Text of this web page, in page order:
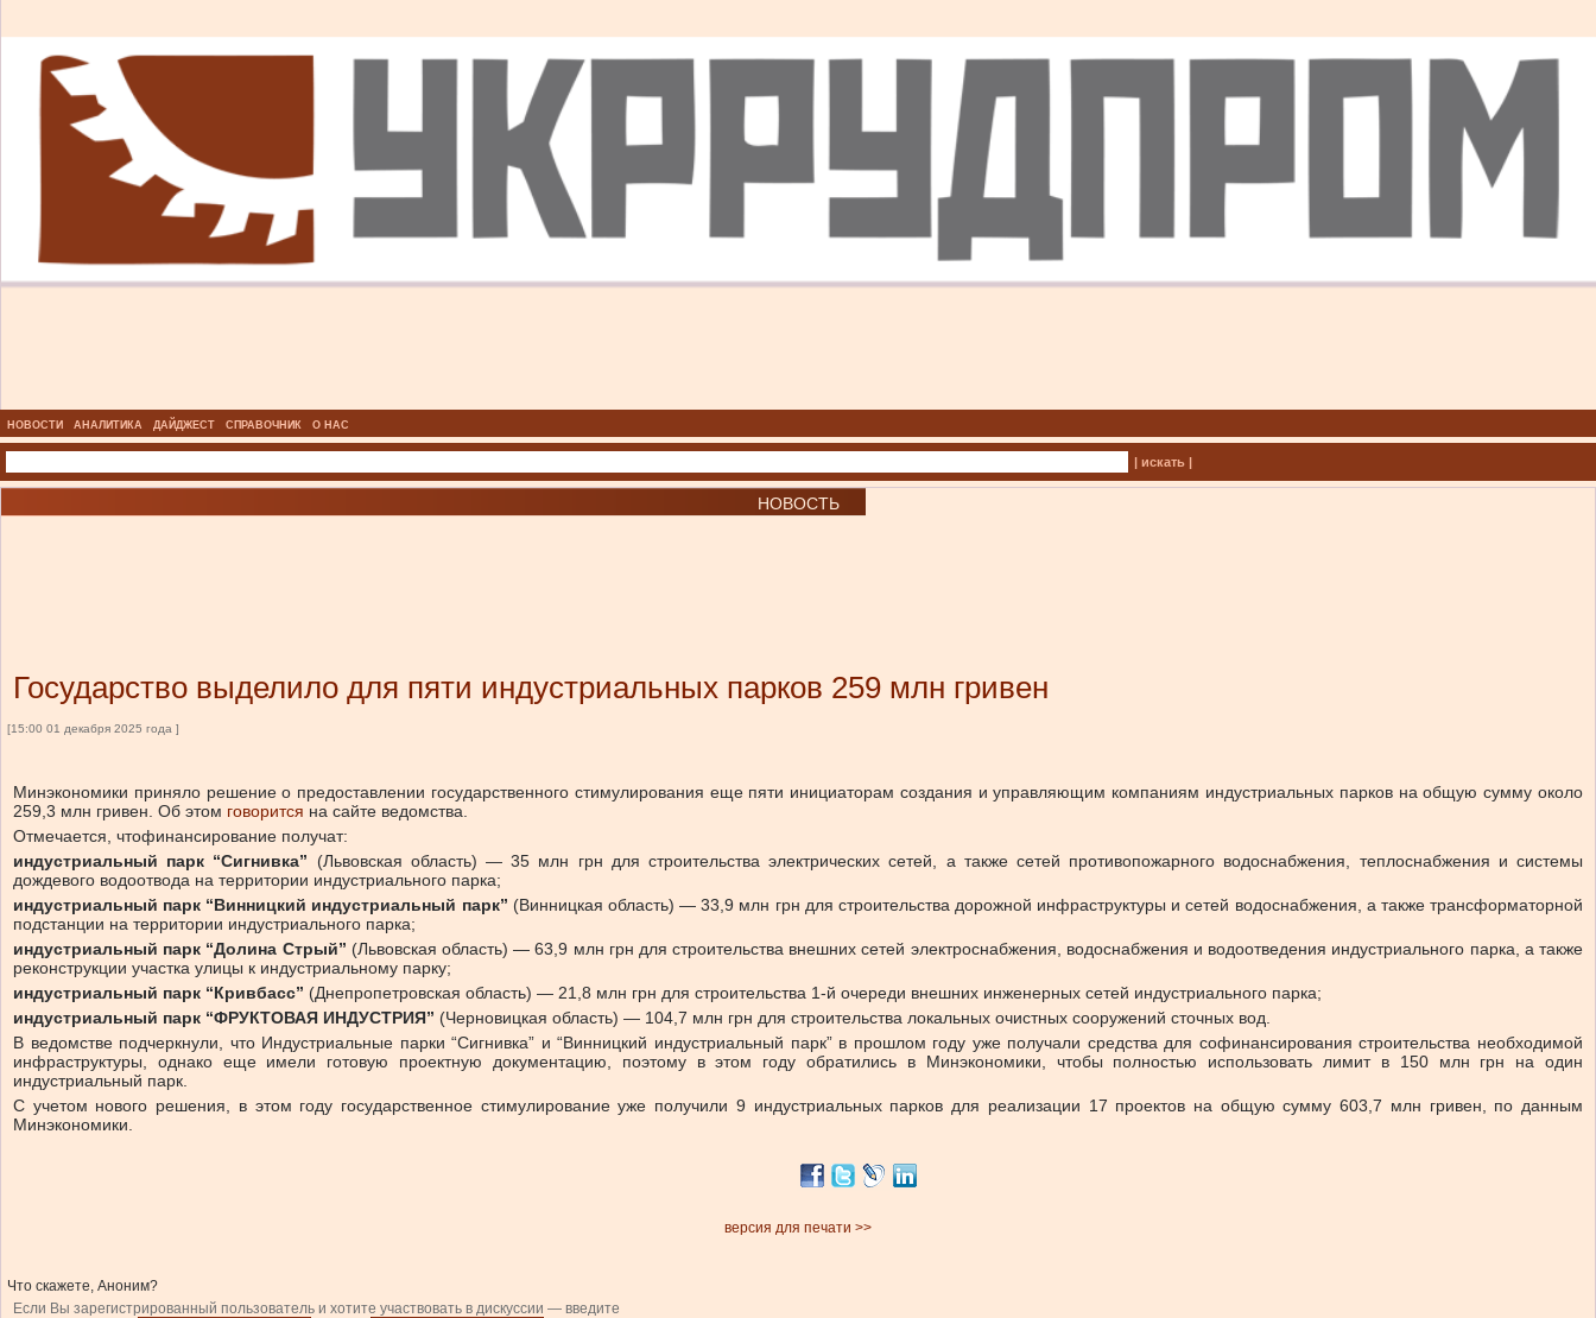
НОВОСТИ АНАЛИТИКА ДАЙДЖЕСТ СПРАВОЧНИК О НАС
| искать |
НОВОСТЬ
Государство выделило для пяти индустриальных парков 259 млн гривен
[15:00 01 декабря 2025 года ]
Минэкономики приняло решение о предоставлении государственного стимулирования еще пяти инициаторам создания и управляющим компаниям индустриальных парков на общую сумму около
259,3 млн гривен. Об этом говорится на сайте ведомства.
Отмечается, чтофинансирование получат:
индустриальный парк “Сигнивка” (Львовская область) — 35 млн грн для строительства электрических сетей, а также сетей противопожарного водоснабжения, теплоснабжения и системы
дождевого водоотвода на территории индустриального парка;
индустриальный парк “Винницкий индустриальный парк” (Винницкая область) — 33,9 млн грн для строительства дорожной инфраструктуры и сетей водоснабжения, а также трансформаторной
подстанции на территории индустриального парка;
индустриальный парк “Долина Стрый” (Львовская область) — 63,9 млн грн для строительства внешних сетей электроснабжения, водоснабжения и водоотведения индустриального парка, а также
реконструкции участка улицы к индустриальному парку;
индустриальный парк “Кривбасс” (Днепропетровская область) — 21,8 млн грн для строительства 1-й очереди внешних инженерных сетей индустриального парка;
индустриальный парк “ФРУКТОВАЯ ИНДУСТРИЯ” (Черновицкая область) — 104,7 млн грн для строительства локальных очистных сооружений сточных вод.
В ведомстве подчеркнули, что Индустриальные парки “Сигнивка” и “Винницкий индустриальный парк” в прошлом году уже получали средства для софинансирования строительства необходимой
инфраструктуры, однако еще имели готовую проектную документацию, поэтому в этом году обратились в Минэкономики, чтобы полностью использовать лимит в 150 млн грн на один
индустриальный парк.
С учетом нового решения, в этом году государственное стимулирование уже получили 9 индустриальных парков для реализации 17 проектов на общую сумму 603,7 млн гривен, по данным
Минэкономики.
версия для печати >>
Что скажете, Аноним?
Если Вы зарегистрированный пользователь и хотите участвовать в дискуссии — введите